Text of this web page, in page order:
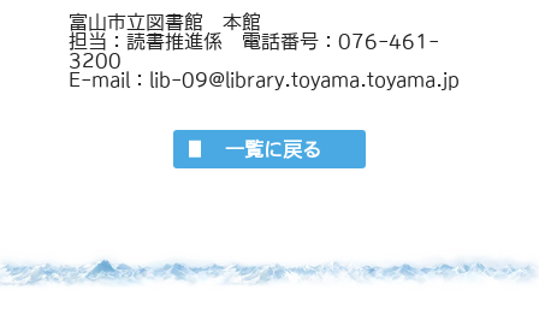
富山市立図書館 本館
担当：読書推進係 電話番号：076-461-
3200
E-mail：lib-09@library.toyama.toyama.jp
一覧に戻る